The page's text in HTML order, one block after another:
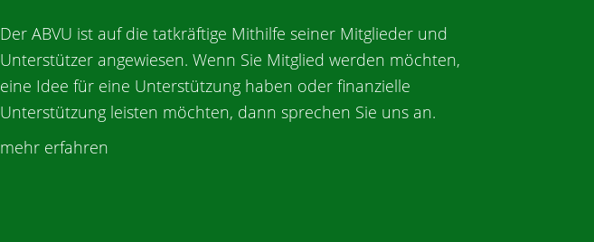
Der ABVU ist auf die tatkräftige Mithilfe seiner Mitglieder und
Unterstützer angewiesen. Wenn Sie Mitglied werden möchten,
eine Idee für eine Unterstützung haben oder finanzielle
Unterstützung leisten möchten, dann sprechen Sie uns an.
mehr erfahren